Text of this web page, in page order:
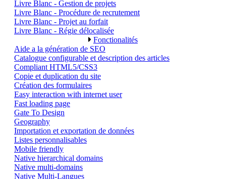
Livre Blanc - Gestion de projets
Livre Blanc - Procédure de recrutement
Livre Blanc - Projet au forfait
Livre Blanc - Régie délocalisée
Fonctionalités
Aide a la génération de SEO
Catalogue configurable et description des articles
Compliant HTML5/CSS3
Copie et duplication du site
Création des formulaires
Easy interaction with internet user
Fast loading page
Gate To Design
Geography
Importation et exportation de données
Listes personnalisables
Mobile friendly
Native hierarchical domains
Native multi-domains
Native Multi-Langues